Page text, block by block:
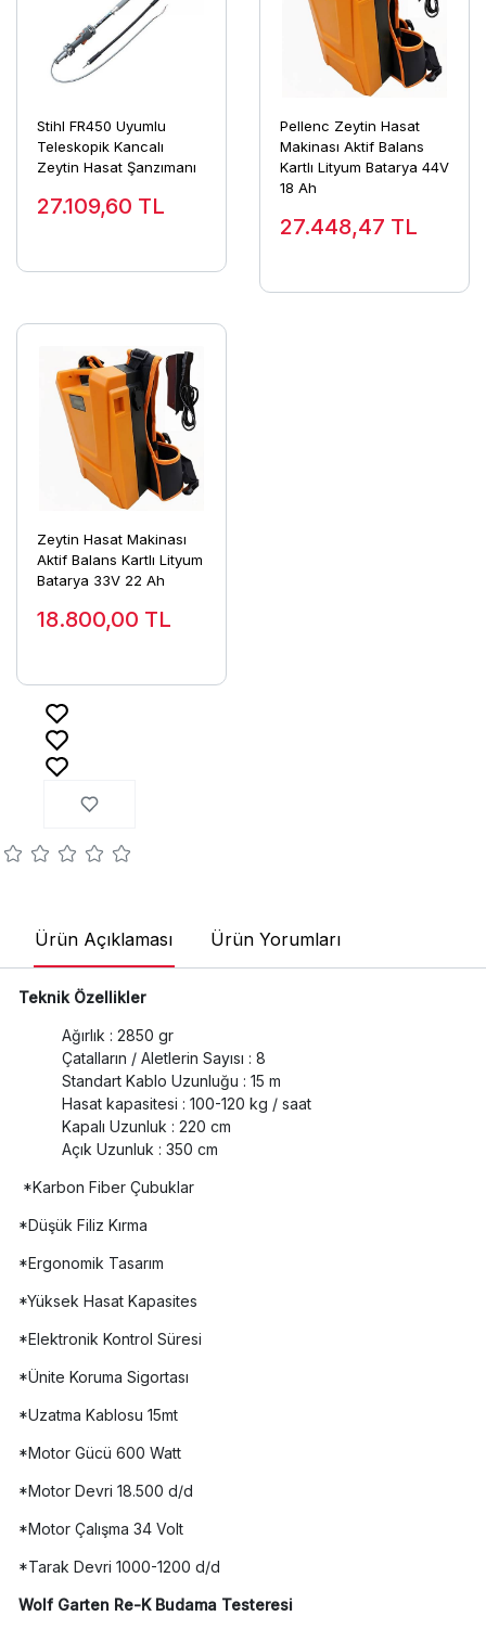
Stihl FR450 Uyumlu
Teleskopik Kancalı
Zeytin Hasat Şanzımanı
27.109,60 TL
Pellenc Zeytin Hasat
Makinası Aktif Balans
Kartlı Lityum Batarya 44V
18 Ah
27.448,47 TL
Zeytin Hasat Makinası
Aktif Balans Kartlı Lityum
Batarya 33V 22 Ah
18.800,00 TL
Ürün Açıklaması Ürün Yorumları
Teknik Özellikler
Ağırlık : 2850 gr
Çatalların / Aletlerin Sayısı : 8
Standart Kablo Uzunluğu : 15 m
Hasat kapasitesi : 100-120 kg / saat
Kapalı Uzunluk : 220 cm
Açık Uzunluk : 350 cm
*Karbon Fiber Çubuklar
*Düşük Filiz Kırma
*Ergonomik Tasarım
*Yüksek Hasat Kapasites
*Elektronik Kontrol Süresi
*Ünite Koruma Sigortası
*Uzatma Kablosu 15mt
*Motor Gücü 600 Watt
*Motor Devri 18.500 d/d
*Motor Çalışma 34 Volt
*Tarak Devri 1000-1200 d/d
Wolf Garten Re-K Budama Testeresi